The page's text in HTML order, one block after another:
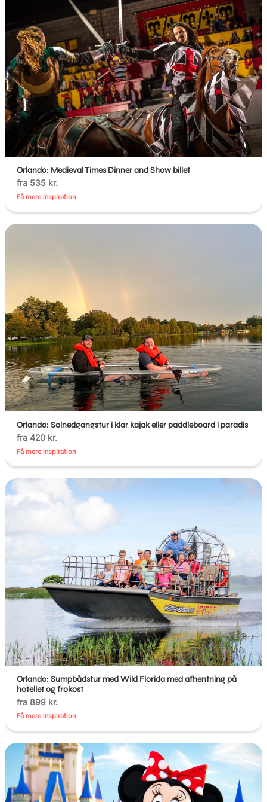
Orlando: Medieval Times Dinner and Show billet
fra 535 kr.
Få mere inspiration
Orlando: Solnedgangstur i klar kajak eller paddleboard i paradis
fra 420 kr.
Få mere inspiration
Orlando: Sumpbådstur med Wild Florida med afhentning på
hotellet og frokost
fra 899 kr.
Få mere inspiration